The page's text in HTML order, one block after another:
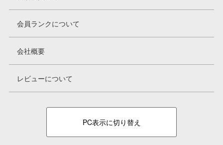
会員ランクについて
会社概要
レビューについて
PC表示に切り替え